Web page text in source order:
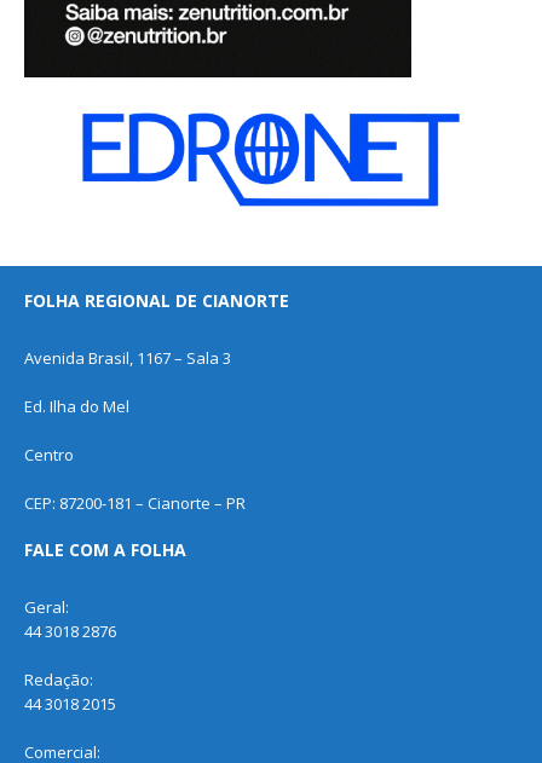
FOLHA REGIONAL DE CIANORTE
Avenida Brasil, 1167 – Sala 3
Ed. Ilha do Mel
Centro
CEP: 87200-181 – Cianorte – PR
FALE COM A FOLHA
Geral:
44 3018 2876
Redação:
44 3018 2015
Comercial: